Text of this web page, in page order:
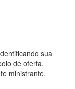
sua
de oferta,
ministrante,